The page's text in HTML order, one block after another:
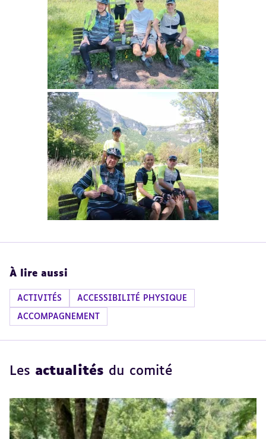
À lire aussi
ACTIVITÉS ACCESSIBILITÉ PHYSIQUE
ACCOMPAGNEMENT
Les actualités du comité